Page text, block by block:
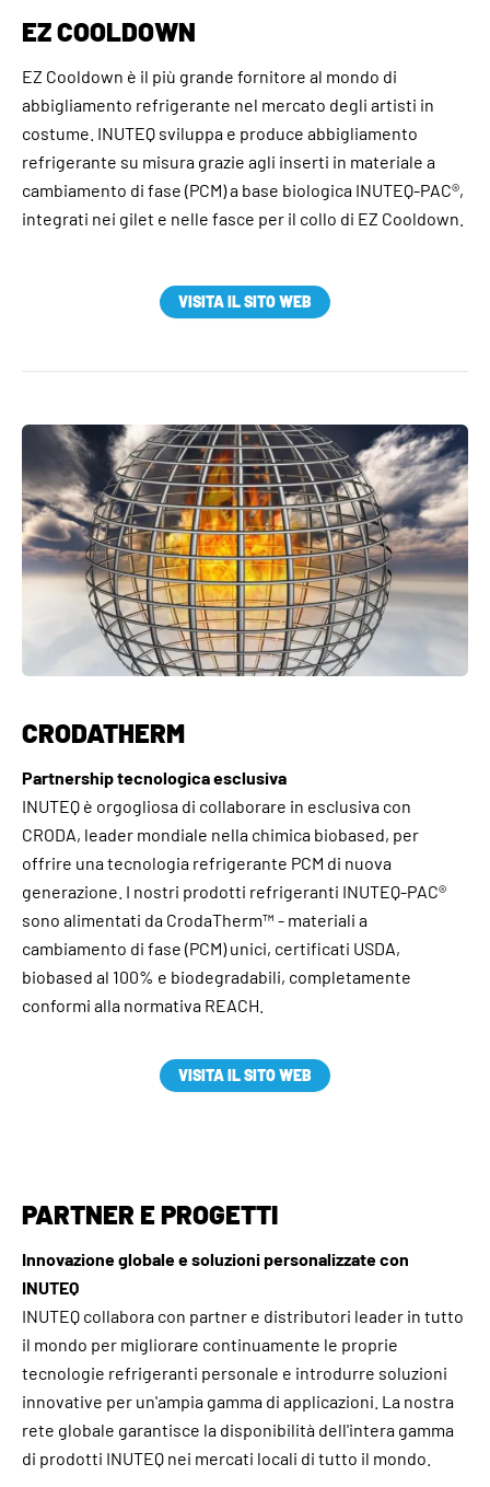
EZ COOLDOWN
EZ Cooldown è il più grande fornitore al mondo di
abbigliamento refrigerante nel mercato degli artisti in
costume. INUTEQ sviluppa e produce abbigliamento
refrigerante su misura grazie agli inserti in materiale a
cambiamento di fase (PCM) a base biologica INUTEQ-PAC®,
integrati nei gilet e nelle fasce per il collo di EZ Cooldown.
VISITA IL SITO WEB
CRODATHERM
Partnership tecnologica esclusiva
INUTEQ è orgogliosa di collaborare in esclusiva con
CRODA, leader mondiale nella chimica biobased, per
offrire una tecnologia refrigerante PCM di nuova
generazione. I nostri prodotti refrigeranti INUTEQ-PAC®
sono alimentati da CrodaTherm™ - materiali a
cambiamento di fase (PCM) unici, certificati USDA,
biobased al 100% e biodegradabili, completamente
conformi alla normativa REACH.
VISITA IL SITO WEB
PARTNER E PROGETTI
Innovazione globale e soluzioni personalizzate con
INUTEQ
INUTEQ collabora con partner e distributori leader in tutto
il mondo per migliorare continuamente le proprie
tecnologie refrigeranti personale e introdurre soluzioni
innovative per un'ampia gamma di applicazioni. La nostra
rete globale garantisce la disponibilità dell'intera gamma
di prodotti INUTEQ nei mercati locali di tutto il mondo.